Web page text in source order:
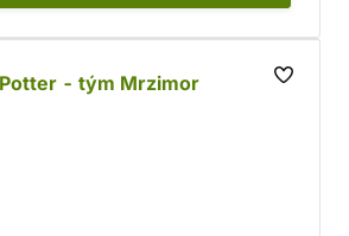
- tým Mrzimor